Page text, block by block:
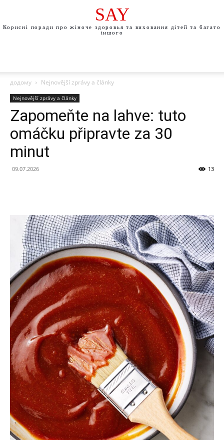
SAY
Корисні поради про жіноче здоровья та виховання дітей та багато
іншого
додому Nejnovější zprávy a články
Nejnovější zprávy a články
Zapomeňte na lahve: tuto
omáčku připravte za 30
minut
09.07.2026 13